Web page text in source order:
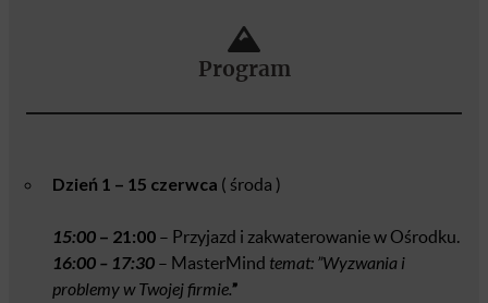
Program
Dzień 1 – 15 czerwca ( środa )
15:00 – 21:00 – Przyjazd i zakwaterowanie w Ośrodku.
16:00 – 17:30 – MasterMind temat: ”Wyzwania i
problemy w Twojej firmie.”